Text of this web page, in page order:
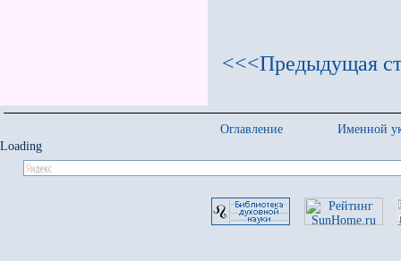
<<<Предыдущая
Оглавление
Именной
Loading